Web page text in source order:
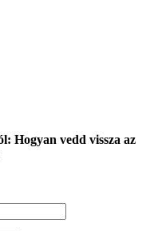
Hogyan vedd vissza az